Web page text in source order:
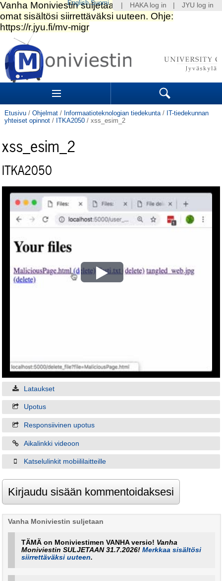
Siirry
sisältöön.
|
Siirry
navigointiin
Sections Search
Etusivu / Ohjelmat / Informaatioteknologian tiedekunta / IT-tiedekunnan
yhteiset opinnot / ITKA2050 / xss_esim_2
xss_esim_2
ITKA2050
Play
Lataukset
Upotus
Responsiivinen upotus
Aikalinkki videoon
Katselulinkit mobiililaitteille
Vanha Moniviestin suljetaan
TÄMÄ on Moniviestimen VANHA versio! Vanha
Moniviestin SULJETAAN 31.7.2026!Merkkaa sisältösi
siirrettäväksi uuteen.
HAKA log in JYU log in
English Suomi